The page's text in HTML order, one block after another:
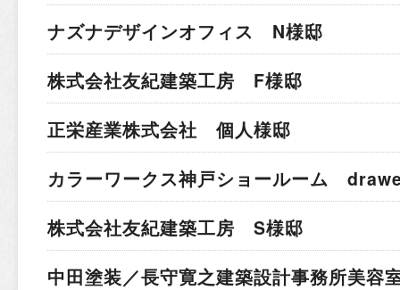
ナズナデザインオフィス N様邸
株式会社友紀建築工房 F様邸
正栄産業株式会社 個人様邸
カラーワークス神戸ショールーム
株式会社友紀建築工房 S様邸
中田塗装／長守寛之建築設計事務所美容